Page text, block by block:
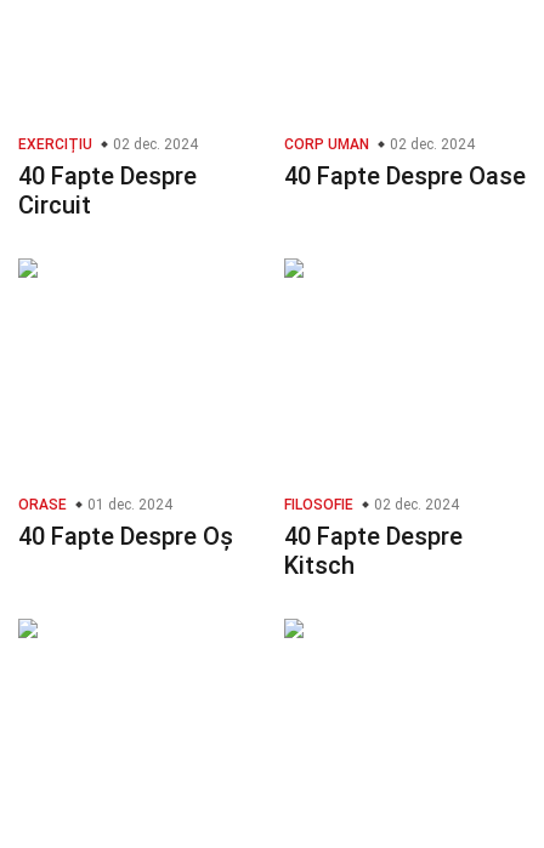
EXERCIȚIU 02 dec. 2024
40 Fapte Despre
Circuit
CORP UMAN 02 dec. 2024
40 Fapte Despre Oase
ORASE 01 dec. 2024
40 Fapte Despre Oș
FILOSOFIE 02 dec. 2024
40 Fapte Despre
Kitsch